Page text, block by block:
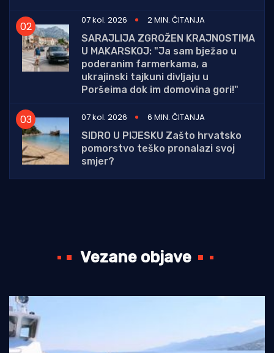
07 kol. 2026
2 MIN. ČITANJA
SARAJLIJA ZGROŽEN KRAJNOSTIMA
U MAKARSKOJ: "Ja sam bježao u
poderanim farmerkama, a
ukrajinski tajkuni divljaju u
Poršeima dok im domovina gori!"
07 kol. 2026
6 MIN. ČITANJA
SIDRO U PIJESKU Zašto hrvatsko
pomorstvo teško pronalazi svoj
smjer?
Vezane objave